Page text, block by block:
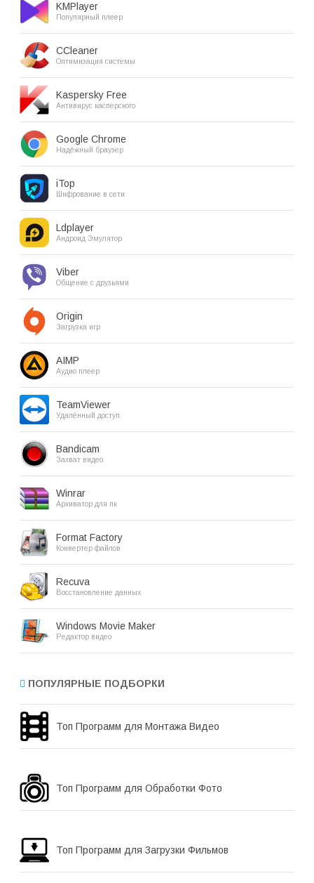
KMPlayer
Популярный плеер
CCleaner
Оптимизация системы
Kaspersky Free
Антивирус касперского
Google Chrome
Надёжный браузер
iTop
Шифрование в сети
Ldplayer
Андроид Эмулятор
Viber
Общение с друзьями
Origin
Загрузка игр
AIMP
Аудио плеер
TeamViewer
Удалённый доступ
Bandicam
Захват видео
Winrar
Архиватор для пк
Format Factory
Конвертер файлов
Recuva
Восстановление данных
Windows Movie Maker
Редактор видео
ПОПУЛЯРНЫЕ ПОДБОРКИ
Топ Программ для Монтажа Видео
Топ Программ для Обработки Фото
Топ Программ для Загрузки Фильмов